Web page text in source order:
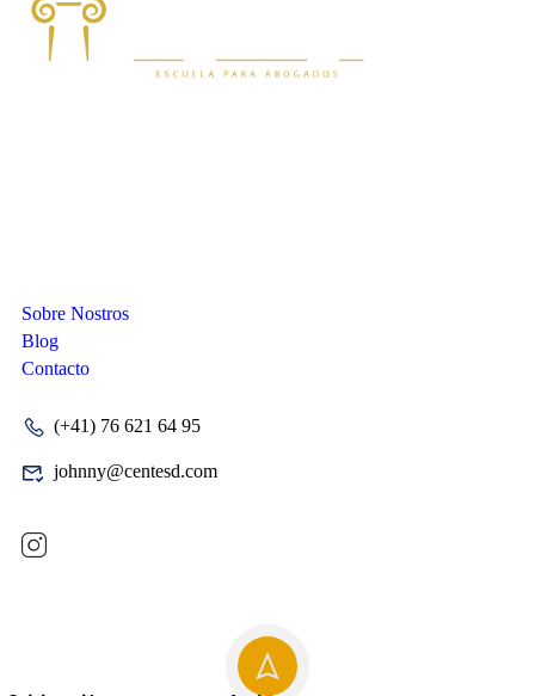
Sobre Nostros
Blog
Contacto
(+41) 76 621 64 95
johnny@centesd.com